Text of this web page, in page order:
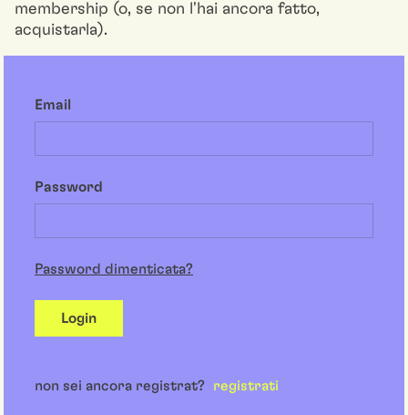
membership (o, se non l'hai ancora fatto,
acquistarla).
Email
Password
Password dimenticata?
Login
non sei ancora registrat? registrati